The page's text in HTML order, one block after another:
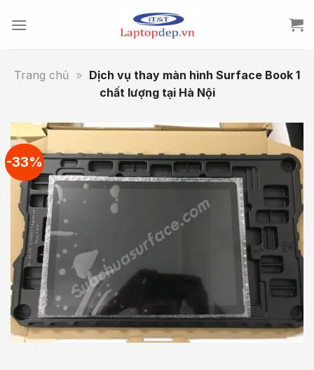
Trang chủ » Dịch vụ thay màn hình Surface Book 1
chất lượng tại Hà Nội
-33%